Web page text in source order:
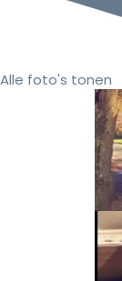
Alle foto's tonen